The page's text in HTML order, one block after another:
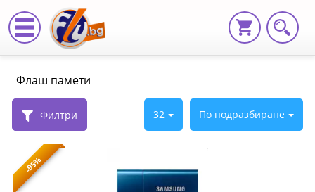
periferiya,
Флаш
памети
|
Fly.bg
Флаш памети
Филтри По подразбиране
32
-95%